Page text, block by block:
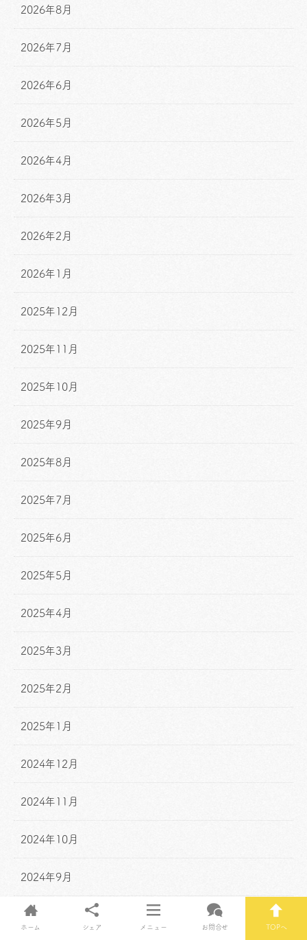
2026年8月
2026年7月
2026年6月
2026年5月
2026年4月
2026年3月
2026年2月
2026年1月
2025年12月
2025年11月
2025年10月
2025年9月
2025年8月
2025年7月
2025年6月
2025年5月
2025年4月
2025年3月
2025年2月
2025年1月
2024年12月
2024年11月
2024年10月
2024年9月
2024年8月
ホーム シェア メニュー お問合せ TOPへ